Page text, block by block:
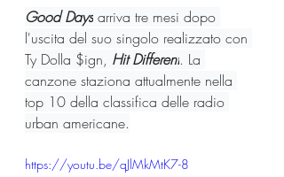
Good Days arriva tre mesi dopo
l'uscita del suo singolo realizzato con
Ty Dolla $ign, Hit Different. La
canzone staziona attualmente nella
top 10 della classifica delle radio
urban americane.
https://youtu.be/qJlMkMtK7-8